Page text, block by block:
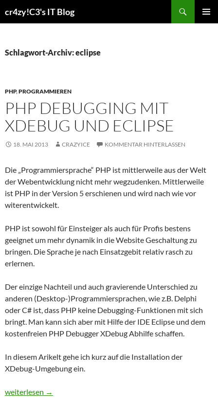
Inhalt
cr4zy!C3's IT Blog
Schlagwort-Archiv: eclipse
PHP,PROGRAMMIEREN
PHP DEBUGGING MIT
XDEBUG UND ECLIPSE
18. MAI 2013 CRAZYICE KOMMENTAR HINTERLASSEN
Die „Programmiersprache“ PHP ist mittlerweile aus der Welt
der Webentwicklung nicht mehr wegzudenken. Mittlerweile
ist PHP in der Version 5 erschienen und wird nach wie vor
witerentwickelt.
PHP ist sowohl für Einsteiger als auch für Profis bestens
geeignet um mehr dynamik in die Website Geschaltung zu
bringen. Die Sprache je nach Einsatzgebit relativ rasch zu
erlernen.
Der einzige Nachteil und auch gravierende Unterschied zu
anderen (Desktop-)Programmiersprachen, wie z.B. Delphi
oder C# ist, dass PHP keine Debugging-Funktionen mit sich
bringt. Man kann sich aber mit Hilfe der IDE Eclipse und dem
kostenfreien PHP Debugger XDebug Abhilfe schaffen.
In diesem Arikelt gehe ich kurz auf die Installation der
XDebug-Umgebung ein.
PHP Debugging mit XDebug und Eclipse
weiterlesen →